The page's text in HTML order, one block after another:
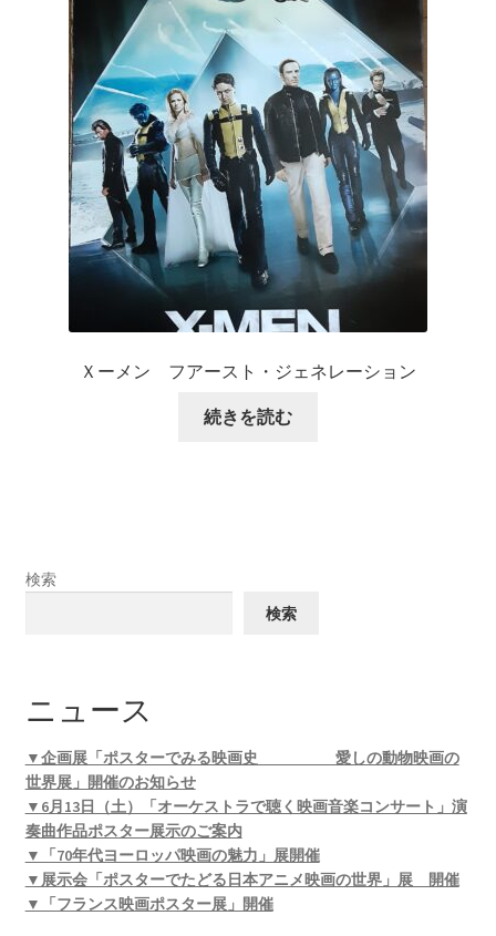
Ｘーメン フアースト・ジェネレーション
続きを読む
検索
検索
ニュース
▼企画展「ポスターでみる映画史 愛しの動物映画の
世界展」開催のお知らせ
▼6月13日（土）「オーケストラで聴く映画音楽コンサート」演
奏曲作品ポスター展示のご案内
▼「70年代ヨーロッパ映画の魅力」展開催
▼展示会「ポスターでたどる日本アニメ映画の世界」展 開催
▼「フランス映画ポスター展」開催